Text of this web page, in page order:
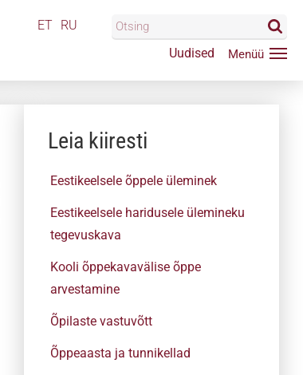
ET RU
Uudised
Leia kiiresti
Eestikeelsele õppele üleminek
Eestikeelsele haridusele ülemineku
tegevuskava
Kooli õppekavavälise õppe
arvestamine
Õpilaste vastuvõtt
Õppeaasta ja tunnikellad